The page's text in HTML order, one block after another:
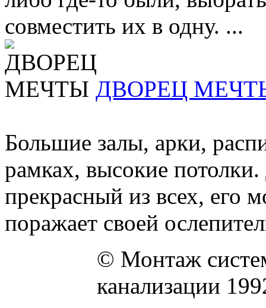
совместить их в одну. ...
ДВОРЕЦ
Большие залы, арки,
рамках, высокие
прекрасный из всех, его
поражает своей
© Монтаж
канализации